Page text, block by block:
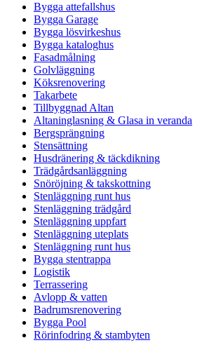
Bygga attefallshus
Bygga Garage
Bygga lösvirkeshus
Bygga kataloghus
Fasadmålning
Golvläggning
Köksrenovering
Takarbete
Tillbyggnad Altan
Altaninglasning & Glasa in veranda
Bergsprängning
Stensättning
Husdränering & täckdikning
Trädgårdsanläggning
Snöröjning & takskottning
Stenläggning runt hus
Stenläggning trädgård
Stenläggning uppfart
Stenläggning uteplats
Stenläggning runt hus
Bygga stentrappa
Logistik
Terrassering
Avlopp & vatten
Badrumsrenovering
Bygga Pool
Rörinfodring & stambyten